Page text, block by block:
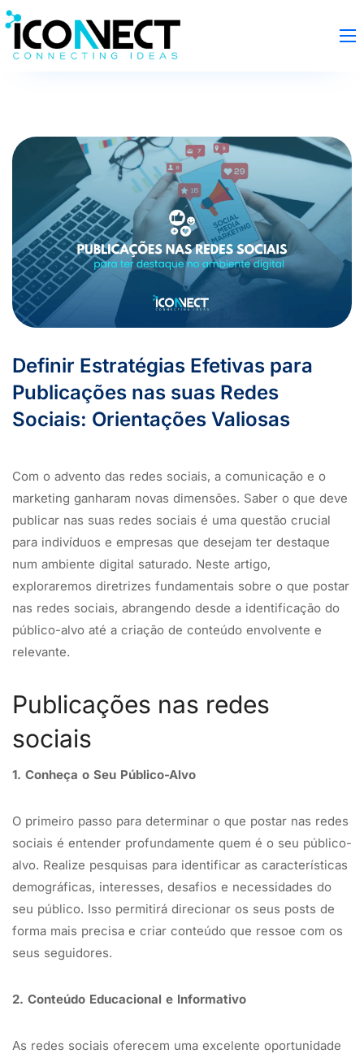
Definir Estratégias Efetivas para
Publicações nas suas Redes
Sociais: Orientações Valiosas
Com o advento das redes sociais, a comunicação e o
marketing ganharam novas dimensões. Saber o que deve
publicar nas suas redes sociais é uma questão crucial
para indivíduos e empresas que desejam ter destaque
num ambiente digital saturado. Neste artigo,
exploraremos diretrizes fundamentais sobre o que postar
nas redes sociais, abrangendo desde a identificação do
público-alvo até a criação de conteúdo envolvente e
relevante.
Publicações nas redes
sociais
1. Conheça o Seu Público-Alvo
O primeiro passo para determinar o que postar nas redes
sociais é entender profundamente quem é o seu público-
alvo. Realize pesquisas para identificar as características
demográficas, interesses, desafios e necessidades do
seu público. Isso permitirá direcionar os seus posts de
forma mais precisa e criar conteúdo que ressoe com os
seus seguidores.
2. Conteúdo Educacional e Informativo
As redes sociais oferecem uma excelente oportunidade